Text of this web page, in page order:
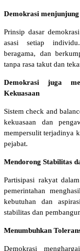
Demokrasi
Prinsip dasar
asasi setiap
beragama, dan
tanpa rasa takut dan
Demokrasi juga
Kekuasaan
Sistem check and
kekuasaan dan
mempersulit terjadinya
pejabat.
Mendorong Stabilitas
Partisipasi rakyat
pemerintahan
kebutuhan dan
stabilitas dan
Menumbuhkan
Demokrasi